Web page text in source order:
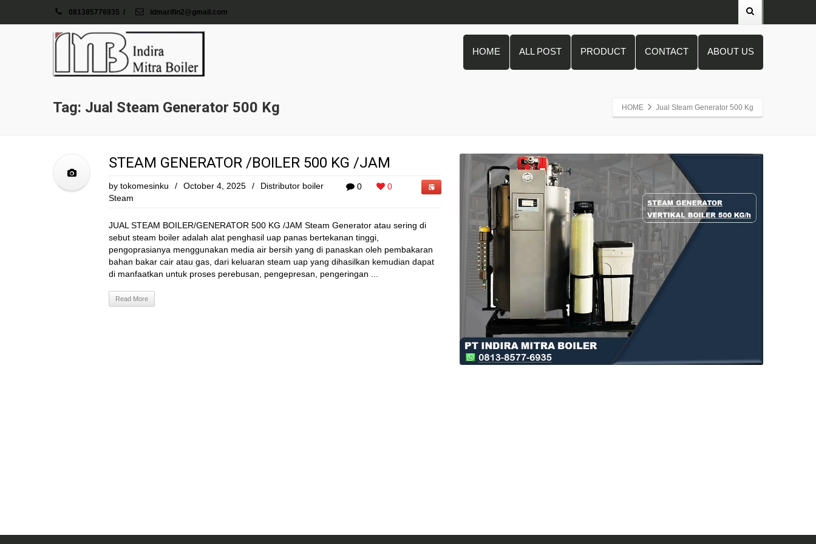
081385776935 / idmarifin2@gmail.com
HOME ALL POST PRODUCT CONTACT ABOUT US
Tag: Jual Steam Generator 500 Kg HOME Jual Steam Generator 500 Kg
STEAM GENERATOR /BOILER 500 KG /JAM
0 0
by tokomesinku / October 4, 2025 /
Distributor boiler
Steam
JUAL STEAM BOILER/GENERATOR 500 KG /JAM Steam Generator atau sering di
sebut steam boiler adalah alat penghasil uap panas bertekanan tinggi,
pengoprasianya menggunakan media air bersih yang di panaskan oleh pembakaran
bahan bakar cair atau gas, dari keluaran steam uap yang dihasilkan kemudian dapat
di manfaatkan untuk proses perebusan, pengepresan, pengeringan ...
Read More